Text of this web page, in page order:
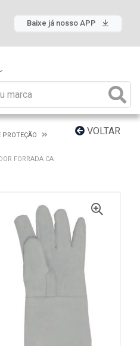
Baixe já nosso APP
VOLTAR
PROTEÇÃO
FORRADA CA